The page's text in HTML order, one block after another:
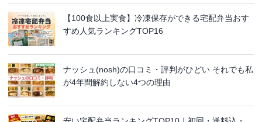
【100食以上実食】冷凍保存ができる宅配弁当おす
すめ人気ランキングTOP16
ナッシュ(nosh)の口コミ・評判がひどい それでも私
が4年間解約しない4つの理由